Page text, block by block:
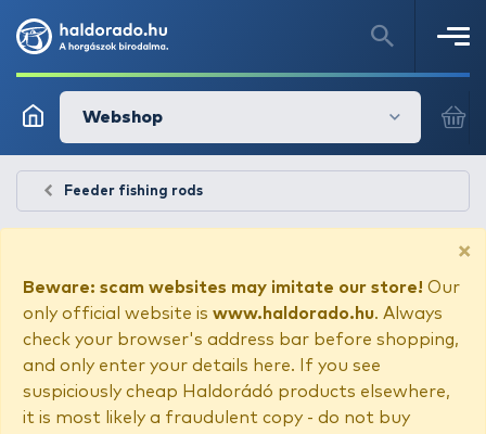
Webshop
Feeder fishing rods
×
Beware: scam websites may imitate our store! Our
only official website is www.haldorado.hu. Always
check your browser's address bar before shopping,
and only enter your details here. If you see
suspiciously cheap Haldorádó products elsewhere,
it is most likely a fraudulent copy - do not buy